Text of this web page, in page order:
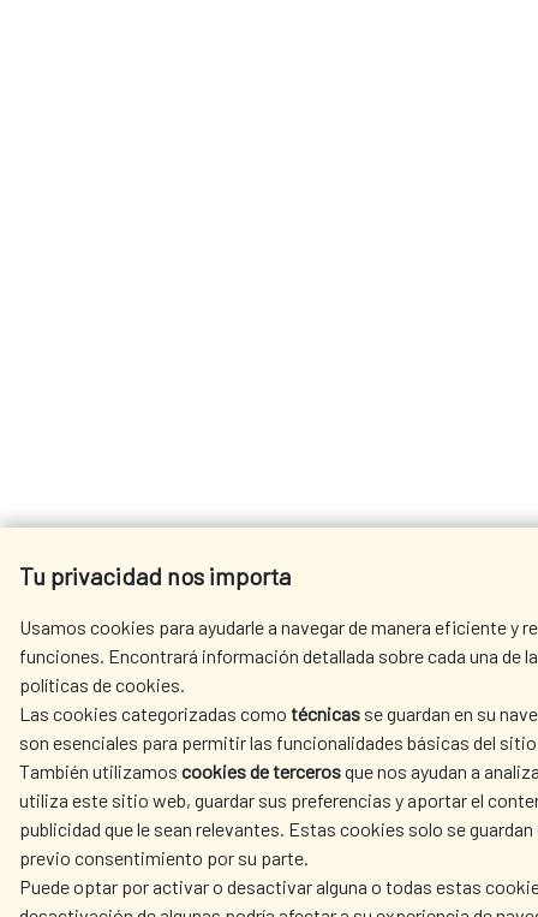
Tu privacidad nos importa
Usamos cookies para ayudarle a navegar de manera eficiente y
funciones. Encontrará información detallada sobre cada una de
políticas de cookies.
Las cookies categorizadas como técnicas se guardan en su
son esenciales para permitir las funcionalidades básicas del
También utilizamos cookies de tercerosque nos ayudan a
utiliza este sitio web, guardar sus preferencias y aportar el
publicidad que le sean relevantes. Estas cookies solo se guardan
previo consentimiento por su parte.
Puede optar por activar o desactivar alguna o todas estas